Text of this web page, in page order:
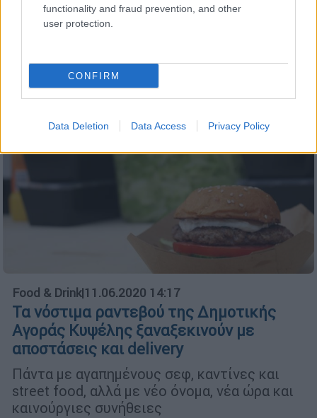
functionality and fraud prevention, and other
user protection.
CONFIRM
Data Deletion Data Access Privacy Policy
Το Athens Art Book Fair 2021 έρχεται στη
Δημοτική Αγορά Κυψέλης, 11-12
Food & Drink|11.06.2020 14:17
Τα νόστιμα ραντεβού της Δημοτικής
Αγοράς Κυψέλης ξαναξεκινούν με
αποστάσεις και delivery
Πάντα με αγαπημένους σεφ, καντίνες και
street food, αλλά με νέο όνομα, νέα ώρα και
καινούργιες συνήθειες